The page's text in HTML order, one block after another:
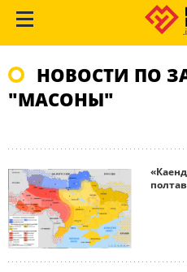
НОВОСТИ ПО
"МАСОНЫ"